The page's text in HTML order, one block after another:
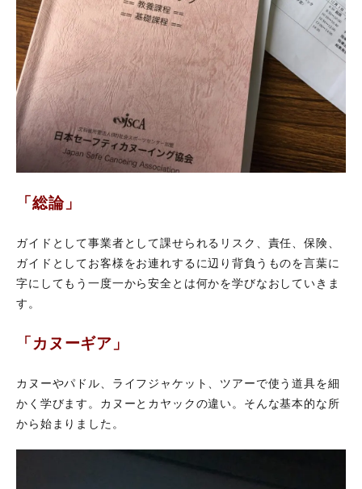
「総論」
ガイドとして事業者として課せられるリスク、責任、保険、
ガイドとしてお客様をお連れするに辺り背負うものを言葉に
字にしてもう一度一から安全とは何かを学びなおしていきま
す。
「カヌーギア」
カヌーやパドル、ライフジャケット、ツアーで使う道具を細
かく学びます。カヌーとカヤックの違い。そんな基本的な所
から始まりました。